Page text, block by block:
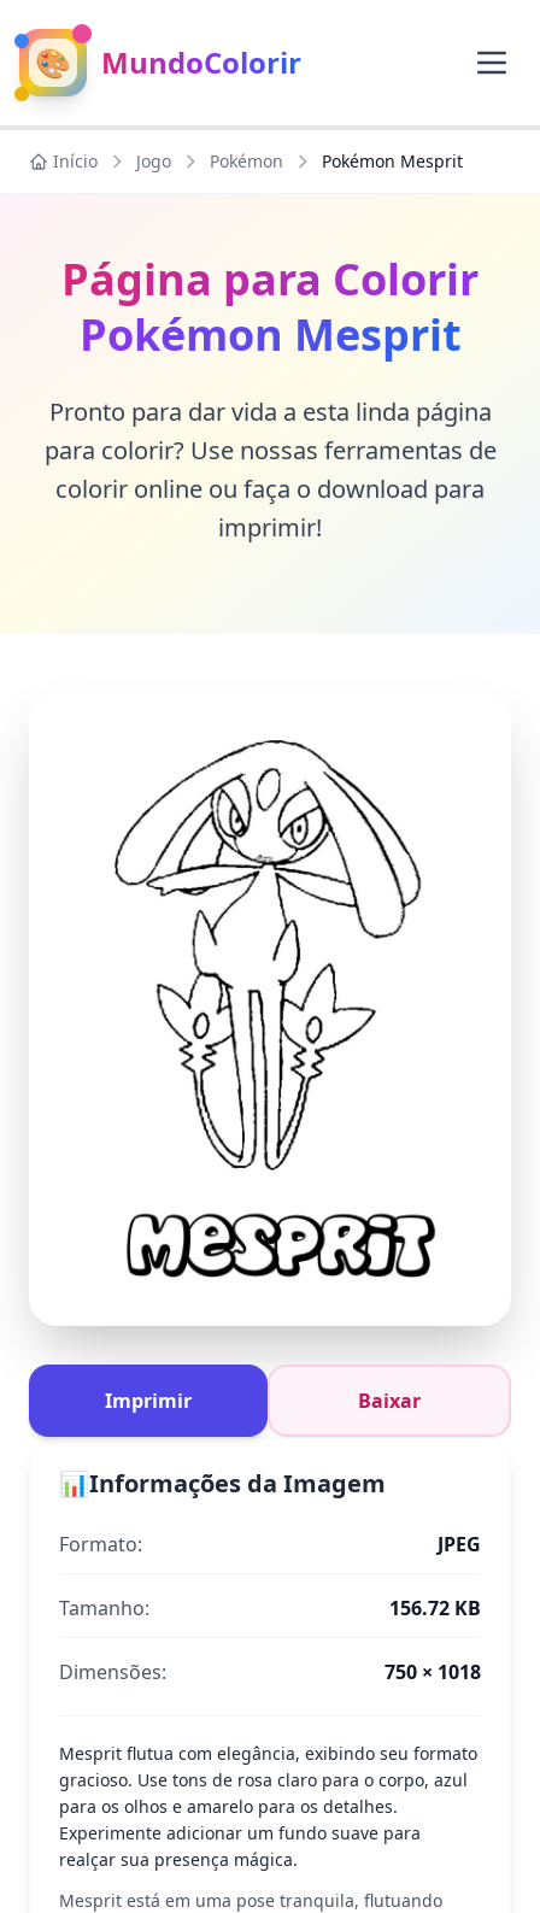
🎨 MundoColorir
Início Jogo Pokémon Pokémon Mesprit
Página para Colorir
Pokémon Mesprit
Pronto para dar vida a esta linda página
para colorir? Use nossas ferramentas de
colorir online ou faça o download para
imprimir!
Imprimir Baixar
📊Informações da Imagem
Formato: JPEG
Tamanho: 156.72 KB
Dimensões: 750 × 1018
Mesprit flutua com elegância, exibindo seu formato
gracioso. Use tons de rosa claro para o corpo, azul
para os olhos e amarelo para os detalhes.
Experimente adicionar um fundo suave para
realçar sua presença mágica.
Mesprit está em uma pose tranquila, flutuando